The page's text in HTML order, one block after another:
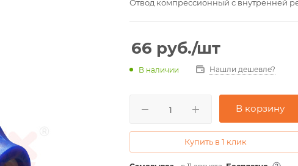
Отвод компрессионный с внутренней
66 руб./шт
В наличии Нашли дешевле?
В корзину
Купить в 1 клик